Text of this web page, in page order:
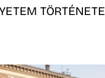
TÖRTÉNETE